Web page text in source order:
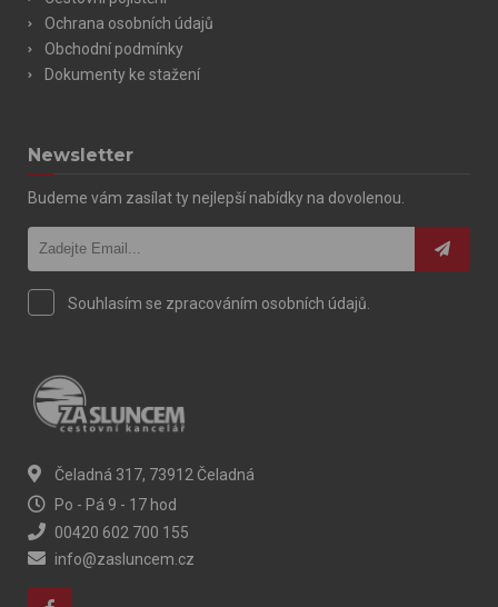
Ochrana osobních údajů
Obchodní podmínky
Dokumenty ke stažení
Newsletter
Budeme vám zasílat ty nejlepší nabídky na dovolenou.
Souhlasím se zpracováním osobních údajů.
Čeladná 317, 73912 Čeladná
Po - Pá 9 - 17 hod
00420 602 700 155
info@zasluncem.cz